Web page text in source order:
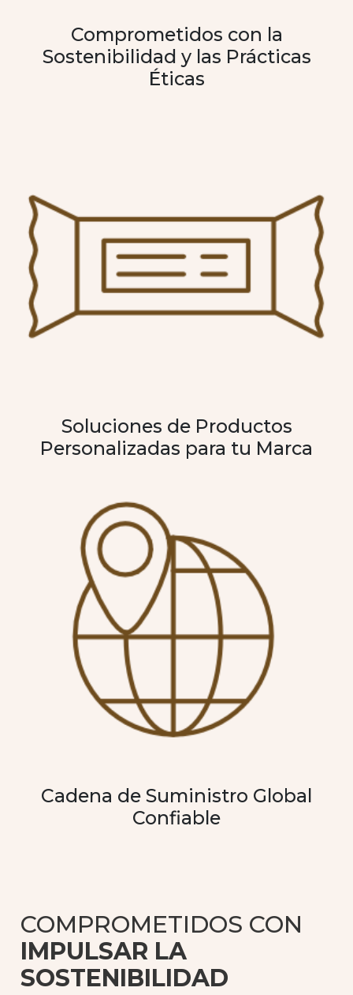
Comprometidos con la
Sostenibilidad y las Prácticas
Éticas
Soluciones de Productos
Personalizadas para tu Marca
Cadena de Suministro Global
Confiable
COMPROMETIDOS CON
IMPULSAR LA
SOSTENIBILIDAD